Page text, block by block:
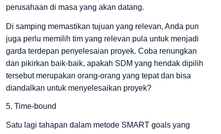
perusahaan di masa yang akan datang.
Di samping memastikan tujuan yang relevan, Anda pun
juga perlu memilih tim yang relevan pula untuk menjadi
garda terdepan penyelesaian proyek. Coba renungkan
dan pikirkan baik-baik, apakah SDM yang hendak dipilih
tersebut merupakan orang-orang yang tepat dan bisa
diandalkan untuk menyelesaikan proyek?
5. Time-bound
Satu lagi tahapan dalam metode SMART goals yang